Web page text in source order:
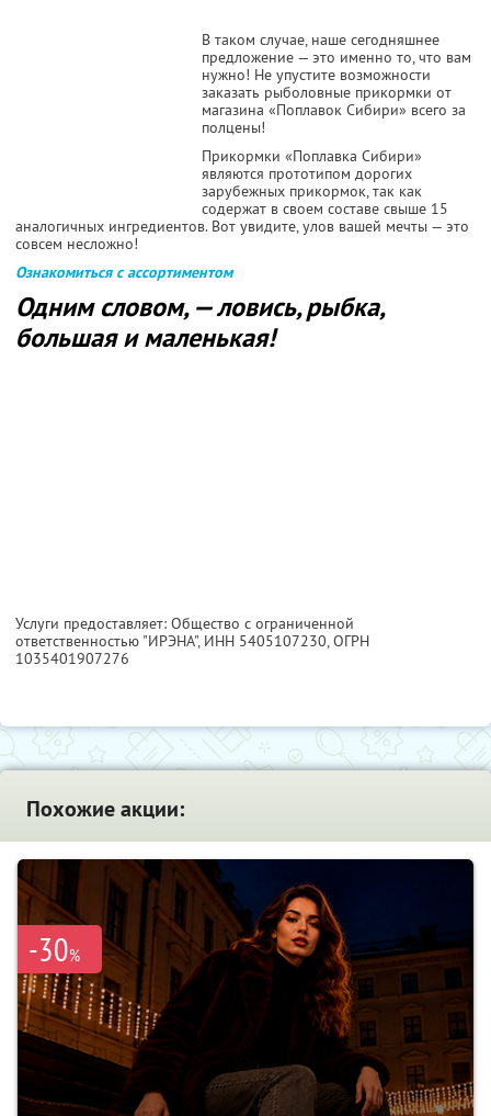
В таком случае, наше сегодняшнее
предложение — это именно то, что вам
нужно! Не упустите возможности
заказать рыболовные прикормки от
магазина «Поплавок Сибири» всего за
полцены!
Прикормки «Поплавка Сибири»
являются прототипом дорогих
зарубежных прикормок, так как
содержат в своем составе свыше 15
аналогичных ингредиентов. Вот увидите, улов вашей мечты — это
совсем несложно!
Ознакомиться с ассортиментом
Одним словом, — ловись, рыбка,
большая и маленькая!
Услуги предоставляет: Общество с ограниченной
ответственностью "ИРЭНА", ИНН 5405107230, ОГРН
1035401907276
Похожие акции:
-30%